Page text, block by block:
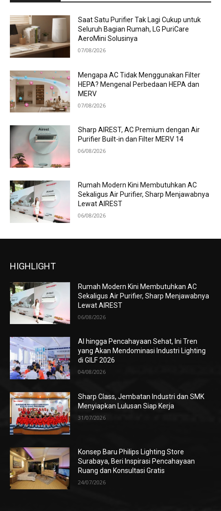
Saat Satu Purifier Tak Lagi Cukup untuk
Seluruh Bagian Rumah, LG PuriCare
AeroMini Solusinya
07/08/2026
Mengapa AC Tidak Menggunakan Filter
HEPA? Mengenal Perbedaan HEPA dan
MERV
07/08/2026
Sharp AIREST, AC Premium dengan Air
Purifier Built-in dan Filter MERV 14
06/08/2026
Rumah Modern Kini Membutuhkan AC
Sekaligus Air Purifier, Sharp Menjawabnya
Lewat AIREST
06/08/2026
HIGHLIGHT
Rumah Modern Kini Membutuhkan AC
Sekaligus Air Purifier, Sharp Menjawabnya
Lewat AIREST
06/08/2026
AI hingga Pencahayaan Sehat, Ini Tren
yang Akan Mendominasi Industri Lighting
di GILF 2026
04/08/2026
Sharp Class, Jembatan Industri dan SMK
Menyiapkan Lulusan Siap Kerja
31/07/2026
Konsep Baru Philips Lighting Store
Surabaya, Beri Inspirasi Pencahayaan
Ruang dan Konsultasi Gratis
24/07/2026